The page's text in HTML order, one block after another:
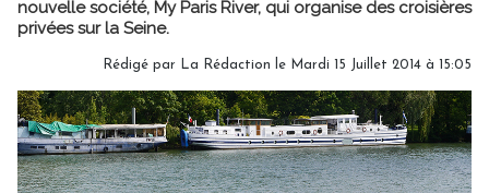
nouvelle société, My Paris River, qui organise des croisières
privées sur la Seine.
Rédigé par La Rédaction le Mardi 15 Juillet 2014 à 15:05